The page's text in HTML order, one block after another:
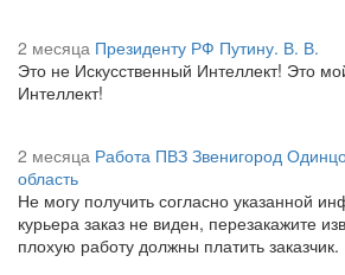
2 месяца Президенту РФ Путину. В. В.
Это не Искусственный Интеллект! Это
Интеллект!
2 месяца Работа ПВЗ Звенигород
область
Не могу получить согласно указанной
курьера заказ не виден, перезакажите
плохую работу должны платить заказчик.